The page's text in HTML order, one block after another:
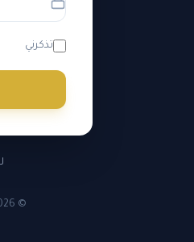
تذكرني
© 2026 Reyada Solutions. جميع الحقوق محفوظة.